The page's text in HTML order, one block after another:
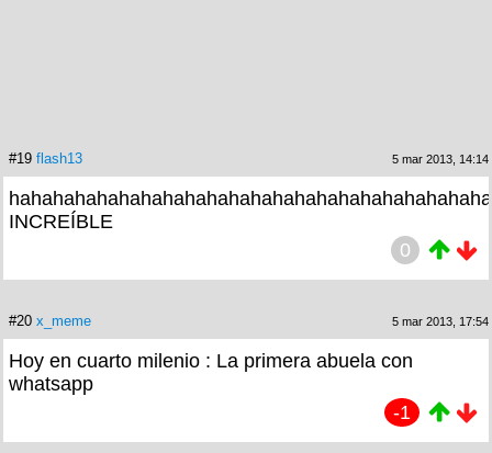
#19 flash13 5 mar 2013, 14:14
INCREÍBLE
0
#20 x_meme 5 mar 2013, 17:54
Hoy en cuarto milenio : La primera abuela con
whatsapp
-1